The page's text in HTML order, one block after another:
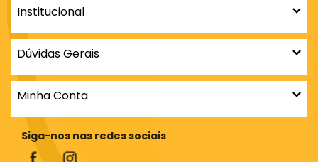
Institucional
Dúvidas Gerais
Minha Conta
Siga-nos nas redes sociais